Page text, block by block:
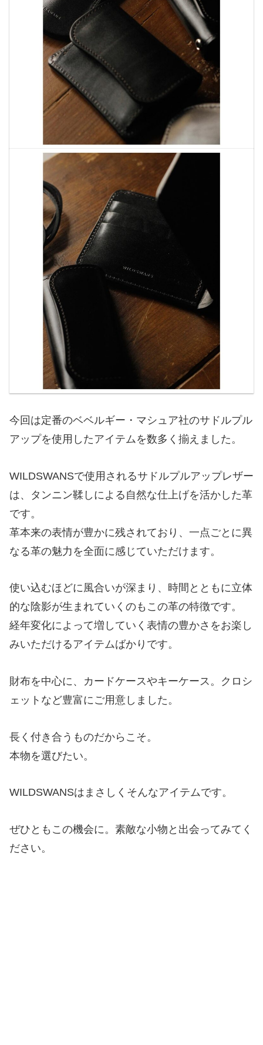
今回は定番のベベルギー・マシュア社のサドルプル
アップを使用したアイテムを数多く揃えました。
WILDSWANSで使用されるサドルプルアップレザー
は、タンニン鞣しによる自然な仕上げを活かした革
です。
革本来の表情が豊かに残されており、一点ごとに異
なる革の魅力を全面に感じていただけます。
使い込むほどに風合いが深まり、時間とともに立体
的な陰影が生まれていくのもこの革の特徴です。
経年変化によって増していく表情の豊かさをお楽し
みいただけるアイテムばかりです。
財布を中心に、カードケースやキーケース。クロシ
ェットなど豊富にご用意しました。
長く付き合うものだからこそ。
本物を選びたい。
WILDSWANSはまさしくそんなアイテムです。
ぜひともこの機会に。素敵な小物と出会ってみてく
ださい。